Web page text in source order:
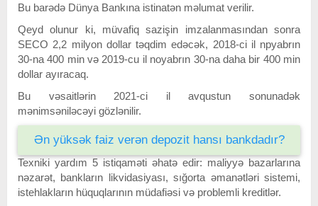
Bu barədə Dünya Bankına istinatən məlumat verilir.
Qeyd olunur ki, müvafiq sazişin imzalanmasından sonra
SECO 2,2 milyon dollar təqdim edəcək, 2018-ci il npyabrın
30-na 400 min və 2019-cu il noyabrın 30-na daha bir 400 min
dollar ayıracaq.
Bu vəsaitlərin 2021-ci il avqustun sonunadək
mənimsəniləcəyi gözlənilir.
Ən yüksək faiz verən depozit hansı bankdadır?
Texniki yardım 5 istiqaməti əhatə edir: maliyyə bazarlarına
nəzarət, bankların likvidasiyası, sığorta əmanətləri sistemi,
istehlakların hüquqlarının müdafiəsi və problemli kreditlər.